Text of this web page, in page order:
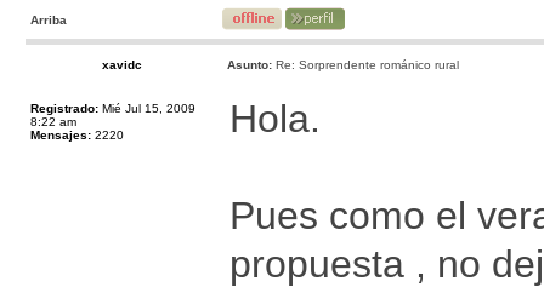
Arriba
xavidc Asunto: Re: Sorprendente románico rural
Registrado: Mié Jul 15, 2009
8:22 am
Mensajes: 2220 Hola.
Pues como el
propuesta , no